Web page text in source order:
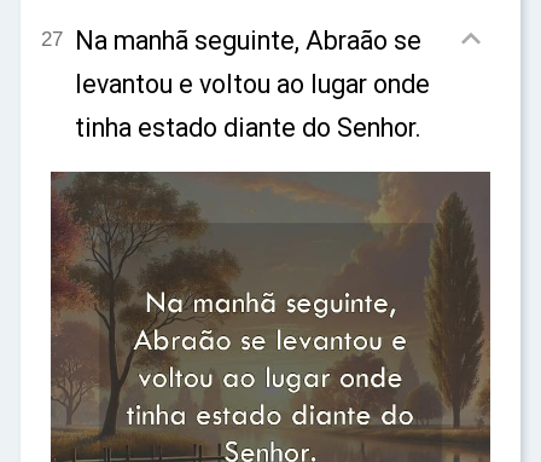
27 Na manhã seguinte, Abraão se
levantou e voltou ao lugar onde
tinha estado diante do Senhor.
